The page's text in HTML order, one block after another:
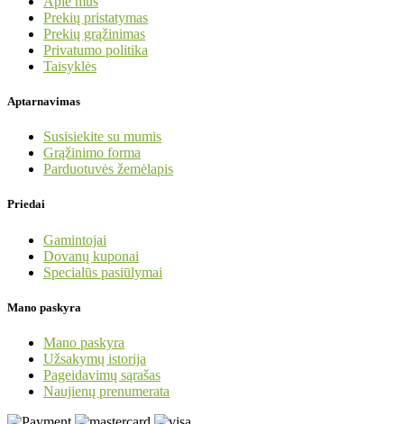
Prekių pristatymas
Prekių grąžinimas
Privatumo politika
Taisyklės
Aptarnavimas
Susisiekite su mumis
Grąžinimo forma
Parduotuvės žemėlapis
Priedai
Gamintojai
Dovanų kuponai
Specialūs pasiūlymai
Mano paskyra
Mano paskyra
Užsakymų istorija
Pageidavimų sąrašas
Naujienų prenumerata